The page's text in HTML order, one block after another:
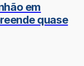
em
quase